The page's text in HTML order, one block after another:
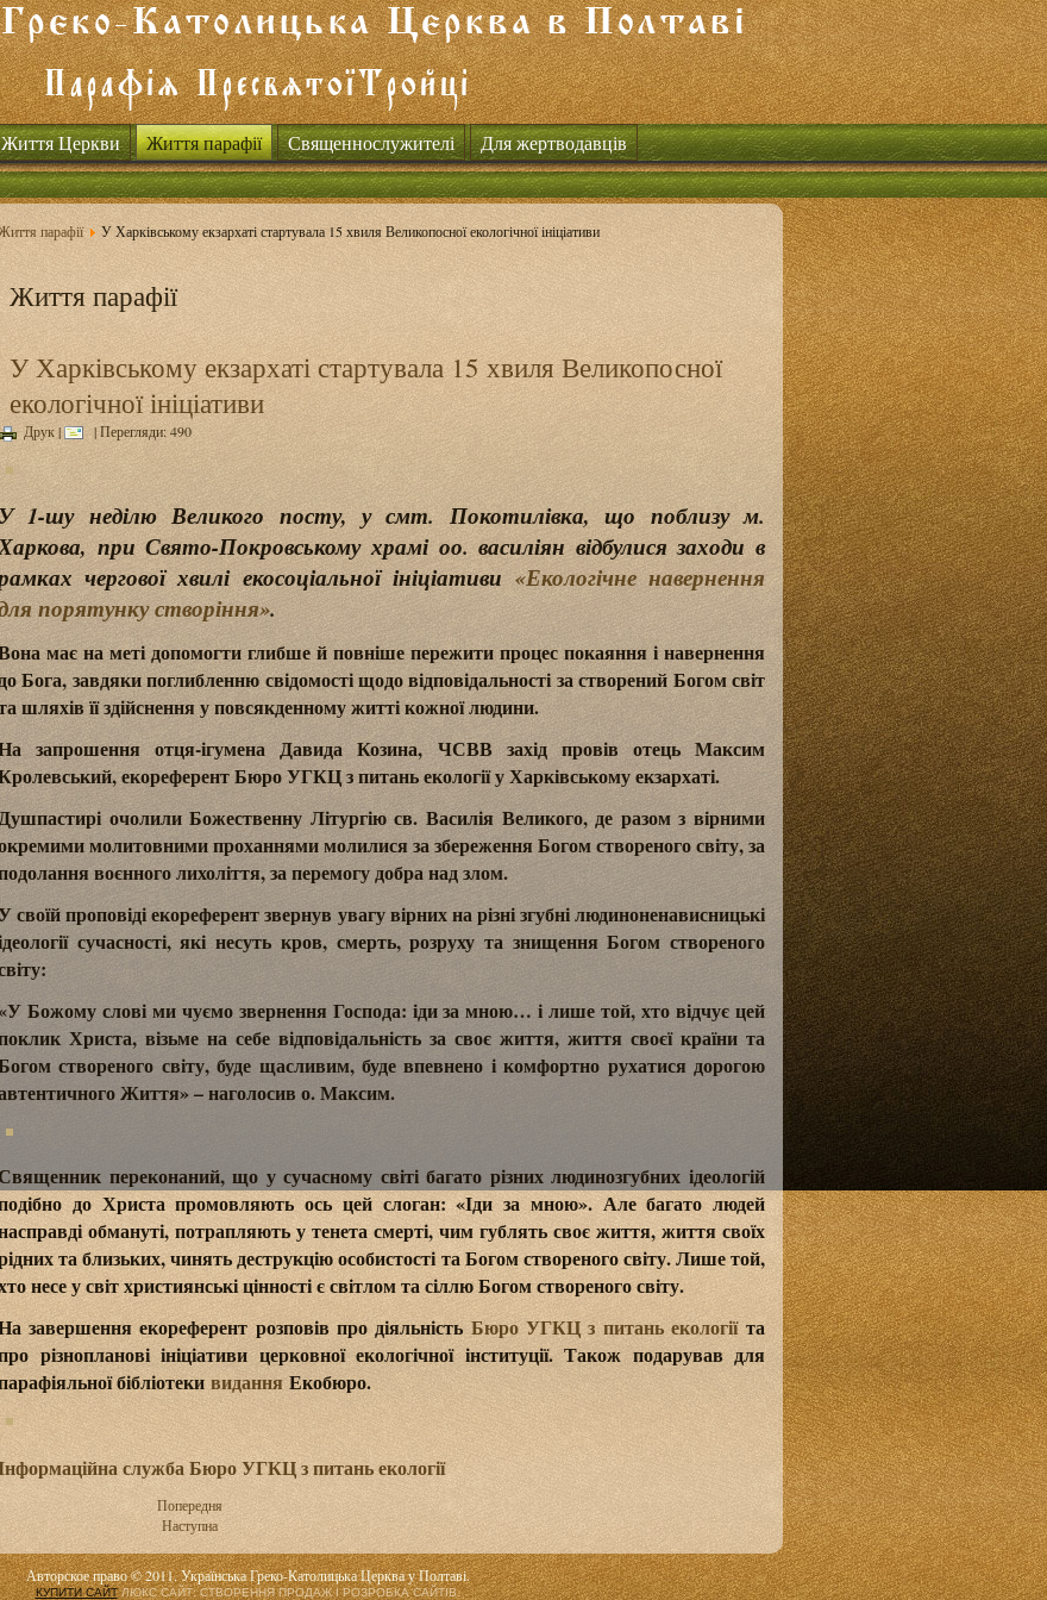
Життя Церкви Життя парафії Священнослужителі
Для жертводавців
парафії У Харківському екзархаті стартувала 15 хвиля Великопосної екологічної ініціативи
Життя парафії
У Харківському екзархаті стартувала 15 хвиля Великопосної
екологічної ініціативи
Друк| | Перегляди: 490
У 1-шу неділю Великого посту, у смт. Покотилівка, що поблизу м.
при Свято-Покровському храмі оо. василіян відбулися заходи в
чергової хвилі екосоціальної ініціативи«Екологічне навернення
порятунку створіння».
має на меті допомогти глибше й повніше пережити процес покаяння і навернення
Бога, завдяки поглибленню свідомості щодо відповідальності за створений Богом світ
шляхів її здійснення у повсякденному житті кожної людини.
запрошення отця-ігумена Давида Козина, ЧСВВ захід провів отець Максим
екореферент Бюро УГКЦ з питань екології у Харківському екзархаті.
очолили Божественну Літургію св. Василія Великого, де разом з вірними
молитовними проханнями молилися за збереження Богом створеного світу, за
воєнного лихоліття, за перемогу добра над злом.
своїй проповіді екореферент звернув увагу вірних на різні згубні людиноненависницькі
сучасності, які несуть кров, смерть, розруху та знищення Богом створеного
Божому слові ми чуємо звернення Господа: іди за мною… і лише той, хто відчує цей
Христа, візьме на себе відповідальність за своє життя, життя своєї країни та
створеного світу, буде щасливим, буде впевнено і комфортно рухатися дорогою
Життя» – наголосив о. Максим.
переконаний, що у сучасному світі багато різних людинозгубних ідеологій
до Христа промовляють ось цей слоган: «Іди за мною». Але багато людей
обмануті, потрапляють у тенета смерті, чим гублять своє життя, життя своїх
та близьких, чинять деструкцію особистості та Богом створеного світу. Лише той,
несе у світ християнські цінності є світлом та сіллю Богом створеного світу.
завершення екореферент розповів про діяльністьБюро УГКЦ з питань екологіїта
різнопланові ініціативи церковної екологічної інституції. Також подарував для
бібліотекивиданняЕкобюро.
служба Бюро УГКЦ з питань екології
Попередня
Наступна
Авторское право © 2011. Українська Греко-Католицька Церква у Полтаві.
КУПИТИ САЙТЛЮКС САЙТ: СТВОРЕННЯ ПРОДАЖ І РОЗРОБКА САЙТІВ.